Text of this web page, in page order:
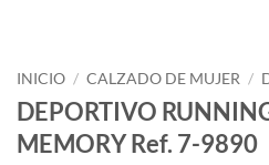
INICIO / CALZADO DE MUJER /
DEPORTIVO
MEMORY Ref. 7-9890